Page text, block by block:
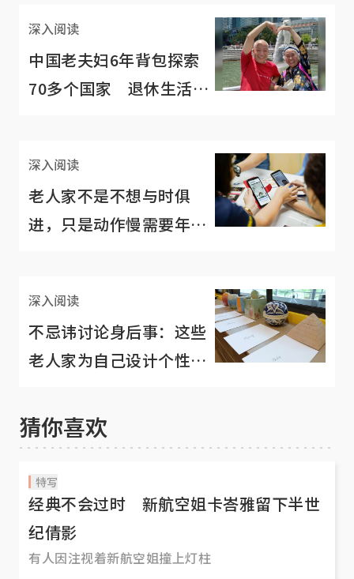
深入阅读
中国老夫妇6年背包探索
70多个国家 退休生活可
深入阅读
老人家不是不想与时俱
进，只是动作慢需要年轻
深入阅读
不忌讳讨论身后事：这些
老人家为自己设计个性化
猜你喜欢
特写
经典不会过时 新航空姐卡峇雅留下半世
纪倩影
有人因注视着新航空姐撞上灯柱